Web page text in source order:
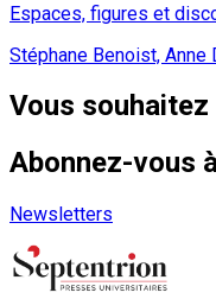
Espaces, figures et
Stéphane Benoist, Anne
Vous
Abonnez-vous
Newsletters